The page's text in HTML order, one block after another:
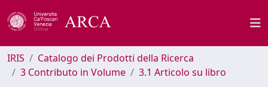
IRIS
Catalogo dei Prodotti della Ricerca
3 Contributo in Volume
3.1 Articolo su libro